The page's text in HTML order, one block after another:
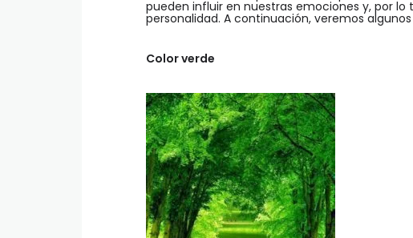
pueden influir en nuestras emociones y, por
personalidad. A continuación, veremos
Color verde